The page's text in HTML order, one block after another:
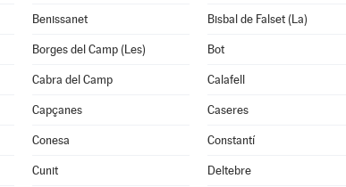
Benissanet Bisbal de Falset (La)
Borges del Camp (Les) Bot
Cabra del Camp Calafell
Capçanes Caseres
Conesa Constantí
Cunit Deltebre